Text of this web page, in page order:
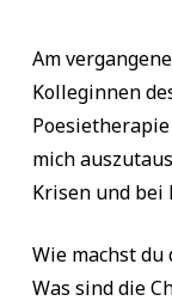
Am
Kolleginnen
mich
Krisen und bei
Wie machst du
Was sind die